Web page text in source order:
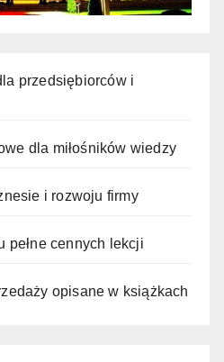
przedsiębiorców i
dla miłośników wiedzy
i rozwoju firmy
pełne cennych lekcji
opisane w książkach